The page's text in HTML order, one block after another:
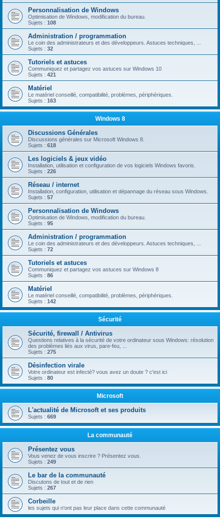
Personnalisation de Windows
Optimisation de Windows, modification du bureau.
Sujets : 108
Administration / programmation
Le coin des administrateurs et des développeurs. Astuces techniques, ...
Sujets : 32
Tutoriels et astuces
Communiquez et partagez vos astuces sur Windows 10
Sujets : 421
Matériel
Le matériel conseillé, compatibilité, problèmes, périphériques.
Sujets : 163
Windows 8
Discussions Générales
Discussions générales sur Microsoft Windows 8.
Sujets : 618
Les logiciels & jeux vidéo
Installation, utilisation et configuration de vos logiciels Windows favoris.
Sujets : 226
Réseau / internet
Installation, configuration, utilisation et dépannage du réseau sous Windows.
Sujets : 57
Personnalisation de Windows
Optimisation de Windows, modification du bureau.
Sujets : 95
Administration / programmation
Le coin des administrateurs et des développeurs. Astuces techniques, ...
Sujets : 72
Tutoriels et astuces
Communiquez et partagez vos astuces sur Windows 8
Sujets : 86
Matériel
Le matériel conseillé, compatibilité, problèmes, périphériques.
Sujets : 142
Sécurité
Sécurité, firewall / Antivirus
Questions relatives à la sécurité de votre ordinateur sous Windows: résolution
des problèmes liés aux virus, pare-feu, ...
Sujets : 275
Désinfection virale
Votre ordinateur est infecté? vous avez un doute ? c'est ici
Sujets : 80
Microsoft
L'actualité de Microsoft et ses produits
Sujets : 669
La communauté
Présentez vous
Vous venez de vous inscrire ? Présentez vous.
Sujets : 249
Le bar de la communauté
Discutons de tout et de rien
Sujets : 267
Corbeille
les sujets qui n'ont pas leur place dans cette communauté